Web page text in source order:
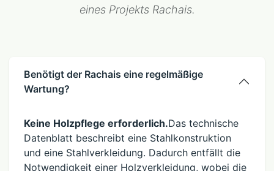
eines Projekts Rachais.
Benötigt der Rachais eine regelmäßige
Wartung?
Keine Holzpflege erforderlich.Das technische
Datenblatt beschreibt eine Stahlkonstruktion
und eine Stahlverkleidung. Dadurch entfällt die
Notwendigkeit einer Holzverkleidung, wobei die